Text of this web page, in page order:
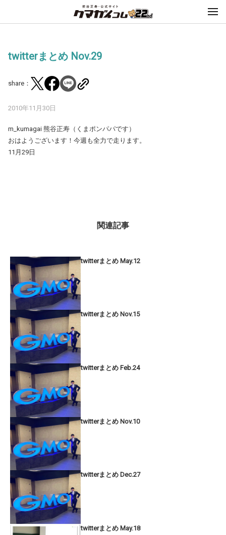
twitterまとめ Nov.29
share：
2010年11月30日
m_kumagai 熊谷正寿（くまポンパパです）
おはようございます！今週も全力で走ります。
11月29日
関連記事
twitterまとめ May.12
twitterまとめ Nov.15
twitterまとめ Feb.24
twitterまとめ Nov.10
twitterまとめ Dec.27
twitterまとめ May.18